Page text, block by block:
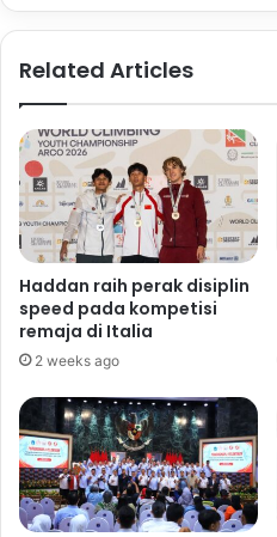
Related Articles
Haddan raih perak disiplin
speed pada kompetisi
remaja di Italia
2 weeks ago